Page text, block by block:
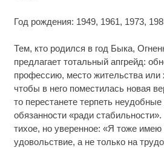
Год рождения: 1949, 1961, 1973,
Тем, кто родился в год Быка,
предлагает тотальный апгрейд:
профессию, место жительства или
чтобы в него поместилась новая
то перестанете терпеть
обязанности «ради
тихое, но уверенное: «Я тоже имею
удовольствие, а не только на